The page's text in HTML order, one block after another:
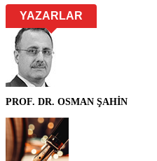
YAZARLAR
PROF. DR. OSMAN ŞAHİN